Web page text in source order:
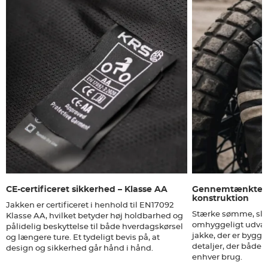
CE-certificeret sikkerhed – Klasse AA
Jakken er certificeret i henhold til EN17092
Klasse AA, hvilket betyder høj holdbarhed og
pålidelig beskyttelse til både hverdagskørsel
og længere ture. Et tydeligt bevis på, at
design og sikkerhed går hånd i hånd.
Gennemtænkte
konstruktion
Stærke sømme,
omhyggeligt
jakke, der er
detaljer, der både
enhver brug.